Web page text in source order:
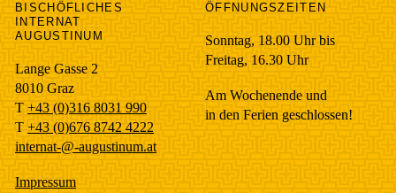
BISCHÖFLICHES
INTERNAT
AUGUSTINUM
Lange Gasse 2
8010 Graz
T +43 (0)316 8031 990
T +43 (0)676 8742 4222
internat-@-augustinum.at
Impressum
ÖFFNUNGSZEITEN
Sonntag, 18.00 Uhr bis
Freitag, 16.30 Uhr
Am Wochenende und
in den Ferien geschlossen!